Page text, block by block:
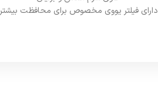
دارای فیلتر یووی مخصوص برای محافظت بیشتر